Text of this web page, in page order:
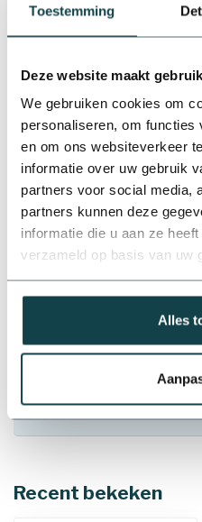
Toestemming
Deze website maakt
We gebruiken cookies om
personaliseren, om functies
en om ons websiteverkeer
informatie over uw gebruik
partners voor social media,
partners kunnen deze
informatie die u aan ze
verzameld op basis van uw
Alles
meter
RainBird RainBird
VBA middel | 505
mm
RainBird Rainbird
compleet
zones
Professioneel
Advies nodig
Recent bekeken